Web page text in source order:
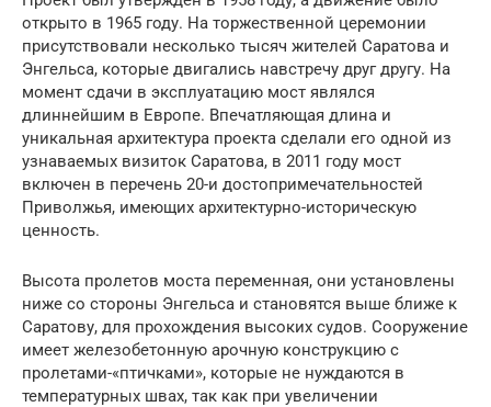
открыто в 1965 году. На торжественной церемонии
присутствовали несколько тысяч жителей Саратова и
Энгельса, которые двигались навстречу друг другу. На
момент сдачи в эксплуатацию мост являлся
длиннейшим в Европе. Впечатляющая длина и
уникальная архитектура проекта сделали его одной из
узнаваемых визиток Саратова, в 2011 году мост
включен в перечень 20-и достопримечательностей
Приволжья, имеющих архитектурно-историческую
ценность.
Высота пролетов моста переменная, они установлены
ниже со стороны Энгельса и становятся выше ближе к
Саратову, для прохождения высоких судов. Сооружение
имеет железобетонную арочную конструкцию с
пролетами-«птичками», которые не нуждаются в
температурных швах, так как при увеличении